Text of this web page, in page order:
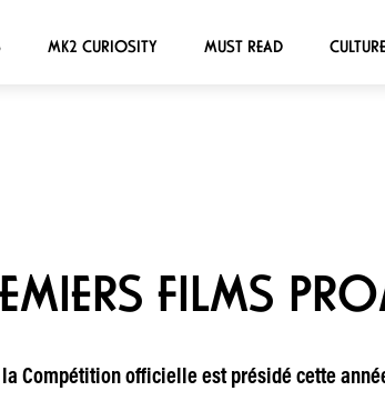
MK2 CURIOSITY MUST READ CULTURE
FILMS
Compétition officielle est présidé cette